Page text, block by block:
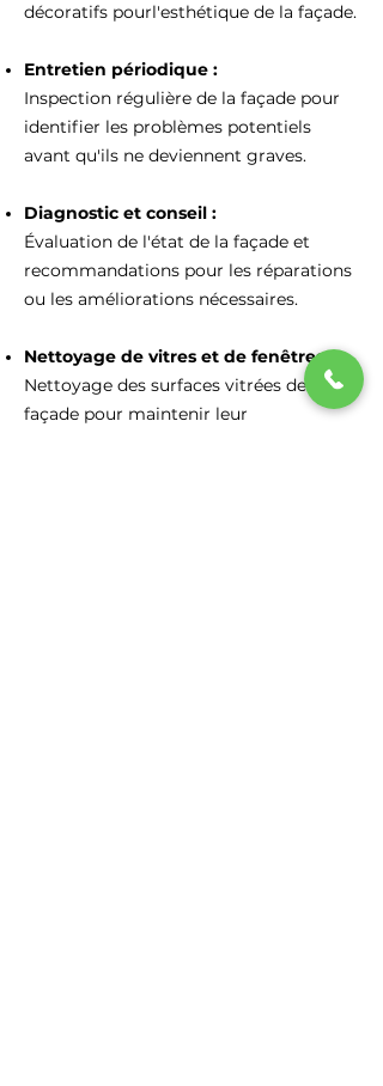
décoratifs pourl'esthétique de la façade.
Entretien périodique :
Inspection régulière de la façade pour
identifier les problèmes potentiels
avant qu'ils ne deviennent graves.
Diagnostic et conseil :
Évaluation de l'état de la façade et
recommandations pour les réparations
ou les améliorations nécessaires.
Nettoyage de vitres et de fenêtres :
Nettoyage des surfaces vitrées de la
façade pour maintenir leur